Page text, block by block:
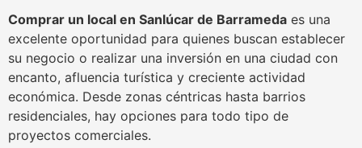
Comprar un local en Sanlúcar de Barrameda es una
excelente oportunidad para quienes buscan establecer
su negocio o realizar una inversión en una ciudad con
encanto, afluencia turística y creciente actividad
económica. Desde zonas céntricas hasta barrios
residenciales, hay opciones para todo tipo de
proyectos comerciales.